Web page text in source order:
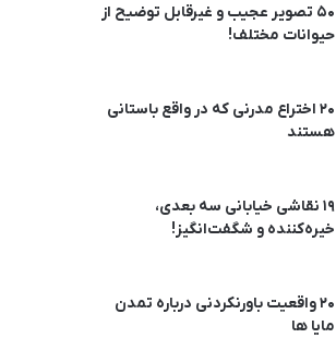
50 تصویر عجیب و غیرقابل توضیح از
حیوانات مختلف!
20 اختراع مدرنی که در واقع باستانی
هستند
19 نقاشی خیابانی سه بعدی،
خیره‌کننده و شگفت‌انگیز!
20 واقعیت باورنکردنی درباره تمدن
مایا ها